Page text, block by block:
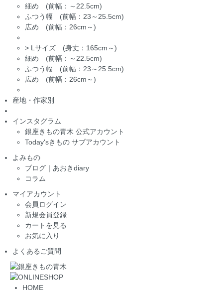
細め (前幅：～22.5cm)
ふつう幅 (前幅：23～25.5cm)
広め (前幅：26cm～)
> Lサイズ (身丈：165cm～)
細め (前幅：～22.5cm)
ふつう幅 (前幅：23～25.5cm)
広め (前幅：26cm～)
産地・作家別
インスタグラム
銀座きもの青木 公式アカウント
Today'sきもの サブアカウント
よみもの
ブログ｜あおきdiary
コラム
マイアカウント
会員ログイン
新規会員登録
カートを見る
お気に入り
よくあるご質問
HOME